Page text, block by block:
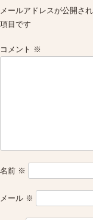
メールアドレスが公開さ
項目です
コメント ※
名前 ※
メール ※